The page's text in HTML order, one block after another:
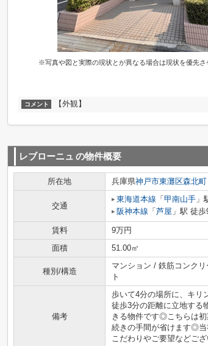
※写真や図と実際の現状とが異なる場合は現状を優先さ
コメント 【外観】
レブローニュ の物件概要
所在地 兵庫県神戸市東灘区森北町
交通
東海道本線 「 甲南山手 」
阪神本線 「 芦屋 」駅 徒歩
賃料 9万円
面積
51.00㎡
種別/構造
マンション / 鉄筋コンクリ
ト
備考
歩いて4分の場所に、キリ
徒歩3分の距離に立地する
きる物件です◎こちらは
続きの手間が省けます◎
こだわりやご要望などご